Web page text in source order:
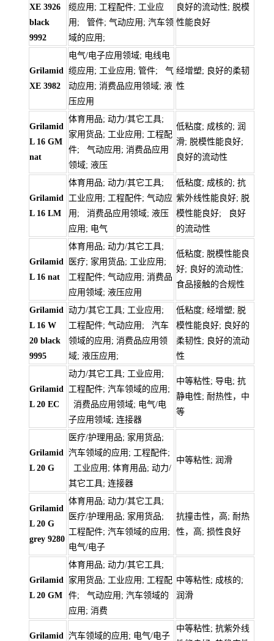
XE 3926
black
9992
缆应用; 工程配件; 工业应
用; 管件; 气动应用; 汽车领
域的应用;
良好的流动性; 脱模
性能良好
Grilamid
XE 3982
电气/电子应用领域; 电线电
缆应用; 工业应用; 管件; 气
动应用; 消费品应用领域; 液
压应用
经增塑; 良好的柔韧
性
Grilamid
L 16 GM
nat
体育用品; 动力/其它工具;
家用货品; 工业应用; 工程配
件; 气动应用; 消费品应用
领域; 液压
低粘度; 成核的; 润
滑; 脱模性能良好;
良好的流动性
Grilamid
L 16 LM
体育用品; 动力/其它工具;
工业应用; 工程配件; 气动应
用; 消费品应用领域; 液压
应用; 电气
低粘度; 成核的; 抗
紫外线性能良好; 脱
模性能良好; 良好
的流动性
Grilamid
L 16 nat
体育用品; 动力/其它工具;
医疗; 家用货品; 工业应用;
工程配件; 气动应用; 消费品
应用领域; 液压应用
低粘度; 脱模性能良
好; 良好的流动性;
食品接触的合规性
Grilamid
L 16 W
20 black
9995
动力/其它工具; 工业应用;
工程配件; 气动应用; 汽车
领域的应用; 消费品应用领
域; 液压应用;
低粘度; 经增塑; 脱
模性能良好; 良好的
柔韧性; 良好的流动
性
Grilamid
L 20 EC
动力/其它工具; 工业应用;
工程配件; 汽车领域的应用;
消费品应用领域; 电气/电
子应用领域; 连接器
中等粘性; 导电; 抗
静电性; 耐热性，中
等
Grilamid
L 20 G
医疗/护理用品; 家用货品;
汽车领域的应用; 工程配件;
工业应用; 体育用品; 动力/
其它工具; 连接器
中等粘性; 润滑
Grilamid
L 20 G
grey 9280
体育用品; 动力/其它工具;
医疗/护理用品; 家用货品;
工程配件; 汽车领域的应用;
电气/电子
抗撞击性，高; 耐热
性，高; 损性良好
Grilamid
L 20 GM
体育用品; 动力/其它工具;
家用货品; 工业应用; 工程配
件; 气动应用; 汽车领域的
应用; 消费
中等粘性; 成核的;
润滑
Grilamid 汽车领域的应用; 电气/电子
中等粘性; 抗紫外线